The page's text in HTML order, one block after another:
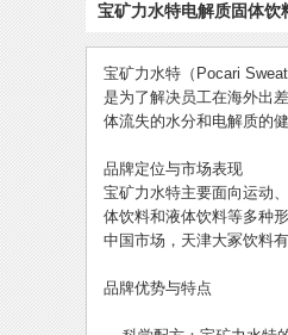
宝矿力水特电解质固体饮
宝矿力水特（Pocari
是为了解决员工在海外出
体流失的水分和电解质的健
品牌定位与市场表现
宝矿力水特主要面向运动
体饮料和液体饮料等多种
中国市场，天津大冢饮料
品牌优势与特点